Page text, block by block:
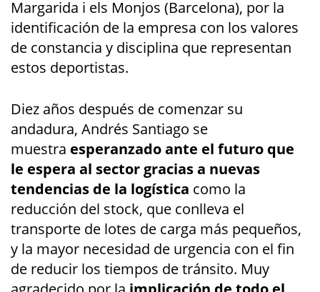
Margarida i els Monjos (Barcelona), por la
identificación de la empresa con los valores
de constancia y disciplina que representan
estos deportistas.
Diez años después de comenzar su
andadura, Andrés Santiago se
muestra esperanzado ante el futuro que
le espera al sector gracias a nuevas
tendencias de la logística como la
reducción del stock, que conlleva el
transporte de lotes de carga más pequeños,
y la mayor necesidad de urgencia con el fin
de reducir los tiempos de tránsito. Muy